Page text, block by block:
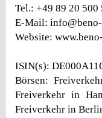
Tel.: +49 89 20 500
E-Mail:
Website:
ISIN(s):
Börsen:
Freiverkehr in
Freiverkehr in